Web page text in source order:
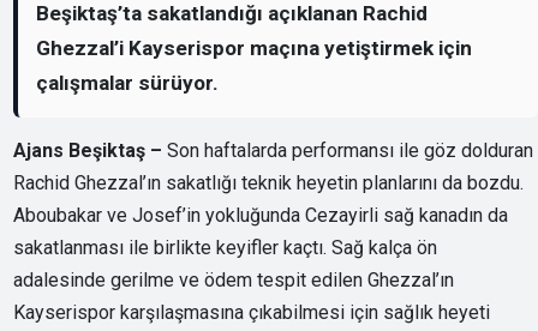
Beşiktaş’ta sakatlandığı açıklanan Rachid
Ghezzal’i Kayserispor maçına yetiştirmek için
çalışmalar sürüyor.
Ajans Beşiktaş –Son haftalarda performansı ile göz dolduran
Rachid Ghezzal’ın sakatlığı teknik heyetin planlarını da bozdu.
Aboubakar ve Josef’in yokluğunda Cezayirli sağ kanadın da
sakatlanması ile birlikte keyifler kaçtı. Sağ kalça ön
adalesinde gerilme ve ödem tespit edilen Ghezzal’ın
Kayserispor karşılaşmasına çıkabilmesi için sağlık heyeti